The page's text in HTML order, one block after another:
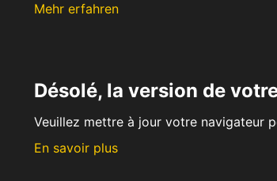
Mehr erfahren
Désolé, la version de
Veuillez mettre à jour votre navigateur
En savoir plus